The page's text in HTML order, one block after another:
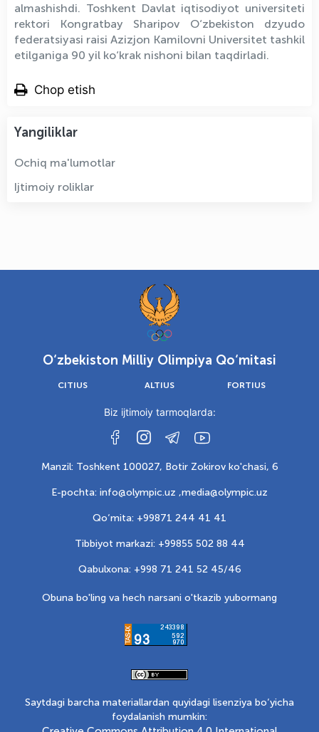
almashishdi. Toshkent Davlat iqtisodiyot universiteti
rektori Kongratbay Sharipov O‘zbekiston dzyudo
federatsiyasi raisi Azizjon Kamilovni Universitet tashkil
etilganiga 90 yil ko‘krak nishoni bilan taqdirladi.
Chop etish
Yangiliklar
Ochiq ma'lumotlar
Ijtimoiy roliklar
O‘zbekiston Milliy Olimpiya Qo‘mitasi
CITIUS ALTIUS FORTIUS
Biz ijtimoiy tarmoqlarda:
Manzil: Toshkent 100027, Botir Zokirov ko'chasi, 6
E-pochta: info@olympic.uz ,media@olympic.uz
Qo‘mita: +99871 244 41 41
Tibbiyot markazi: +99855 502 88 44
Qabulxona: +998 71 241 52 45/46
Obuna bo'ling va hech narsani o'tkazib yubormang
Saytdagi barcha materiallardan quyidagi lisenziya bo‘yicha
foydalanish mumkin: